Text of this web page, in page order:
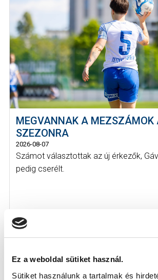
Ez a weboldal sütiket használ.
Sütiket használunk a tartalmak és
MEGVANNAK A MEZSZÁMOK
SZEZONRA
2026-08-07
Számot választottak az új érkezők,
pedig cserélt.